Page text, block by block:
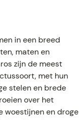
in een breed
maten en
zijn de meest
met hun
stelen en brede
over het
woestijnen en droge